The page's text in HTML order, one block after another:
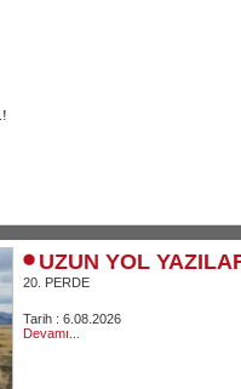
UZUN YOL
20. PERDE
Tarih : 6.08.2026
Devamı...